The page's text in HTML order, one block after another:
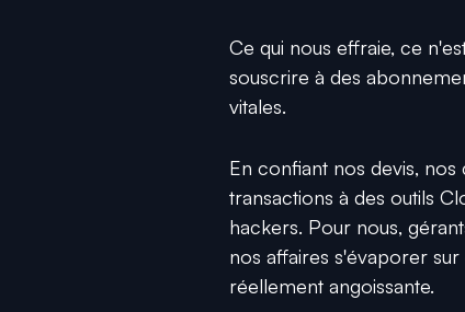
Ce qui nous effraie, ce
souscrire à des
vitales.
En confiant nos devis,
transactions à des outils
hackers. Pour nous,
nos affaires s'évaporer
réellement angoissante.